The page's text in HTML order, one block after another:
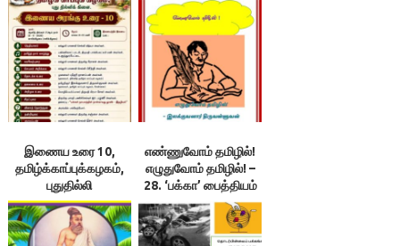
இணைய உரை 10,
தமிழ்க்காப்புக்கழகம்,
புதுதில்லி
எண்ணுவோம் தமிழில்!
எழுதுவோம் தமிழில்! –
28. ‘பக்கா’ பைத்தியம்
பிடித்துள்ள மின்னிதழ்